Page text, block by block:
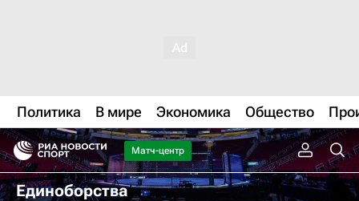
Политика В мире Экономика Общество
Матч-центр
Единоборства